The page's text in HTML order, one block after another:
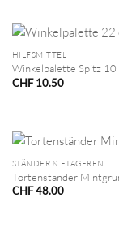
HILFSMITTEL
Winkelpalette Spitz 10
CHF10.50
STÄNDER & ETAGEREN
Tortenständer
CHF48.00